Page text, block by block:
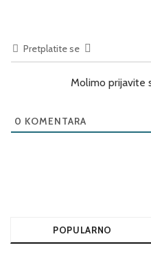
Pretplatite se
Molimo prijavite
0 KOMENTARA
POPULARNO